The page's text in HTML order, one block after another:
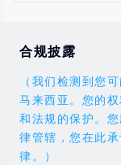
合规披露
（我们检测到您
马来西亚。您的
和法规的保护。
律管辖，您在此
律。）